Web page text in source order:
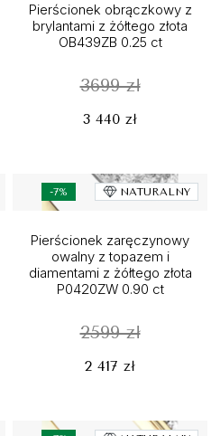
Pierścionek obrączkowy z
brylantami z żółtego złota
OB439ZB 0.25 ct
3699 zł
3 440 zł
-7% NATURALNY
Pierścionek zaręczynowy
owalny z topazem i
diamentami z żółtego złota
P0420ZW 0.90 ct
2599 zł
2 417 zł